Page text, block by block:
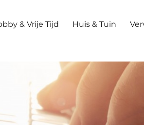
& Vrije Tijd Huis & Tuin